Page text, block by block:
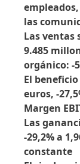
las
Las ventas
9.485
orgánico: -
El
euros, -
Margen
Las
-29,2% a
constante